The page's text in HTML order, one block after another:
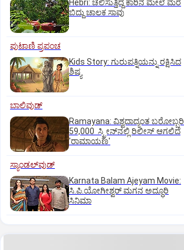
Hebri: ಚಲಿಸುತ್ತಿದ್ದ ಕಾರಿನ ಮೇಲೆ ಮರ
ಬಿದ್ದು ಚಾಲಕ ಸಾವು
ಪುಟಾಣಿ ಪ್ರಪಂಚ
Kids Story: ಗುರುಪತ್ನಿಯನ್ನು ರಕ್ಷಿಸಿದ
ಶಿಷ್ಯ
ಬಾಲಿವುಡ್‌
Ramayana: ವಿಶ್ವದಾದ್ಯಂತ ಬರೋಬ್ಬರಿ
59,000 ಸ್ಕ್ರೀನ್‌ನಲ್ಲಿ ರಿಲೀಸ್‌ ಆಗಲಿದೆ
'ರಾಮಾಯಣ'
ಸ್ಯಾಂಡಲ್‌ವುಡ್‌
Karnata Balam Ajeyam Movie:
ಸಿ.ಪಿ.ಯೋಗೀಶ್ವರ್‌ ಮಗನ ಅದ್ಧೂರಿ
ಸಿನಿಮಾ